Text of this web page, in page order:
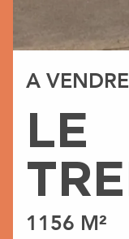
A VENDRE
LE
1156 M²